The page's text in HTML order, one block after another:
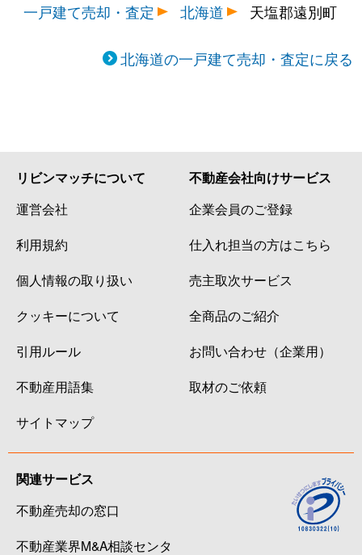
一戸建て売却・査定
北海道 天塩郡遠別町
北海道の一戸建て売却・査定に戻る
リビンマッチについて
運営会社
利用規約
個人情報の取り扱い
クッキーについて
引用ルール
不動産用語集
サイトマップ
不動産会社向けサービス
企業会員のご登録
仕入れ担当の方はこちら
売主取次サービス
全商品のご紹介
お問い合わせ（企業用）
取材のご依頼
関連サービス
不動産売却の窓口
不動産業界M&A相談センタ